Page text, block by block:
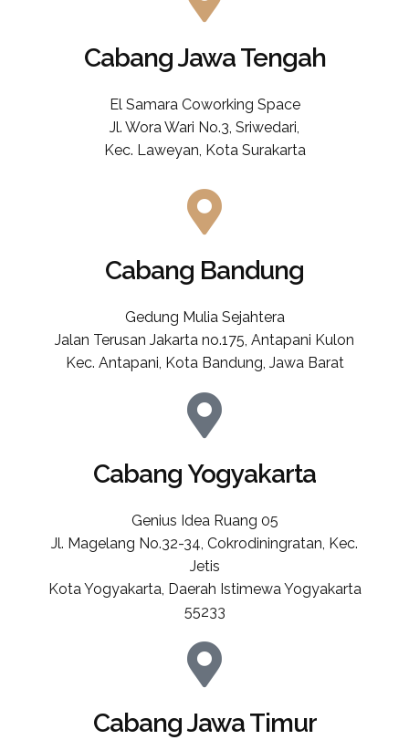
Cabang Jawa Tengah
El Samara Coworking Space
Jl. Wora Wari No.3, Sriwedari,
Kec. Laweyan, Kota Surakarta
Cabang Bandung
Gedung Mulia Sejahtera
Jalan Terusan Jakarta no.175, Antapani Kulon
Kec. Antapani, Kota Bandung, Jawa Barat
Cabang Yogyakarta
Genius Idea Ruang 05
Jl. Magelang No.32-34, Cokrodiningratan, Kec.
Jetis
Kota Yogyakarta, Daerah Istimewa Yogyakarta
55233
Cabang Jawa Timur